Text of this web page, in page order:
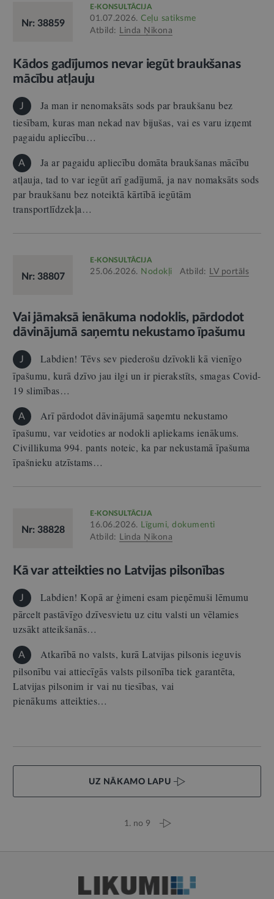
Nr: 38859
E-KONSULTĀCIJA
01.07.2026. Ceļu satiksme
Atbild:
Linda Ņikona
Kādos gadījumos nevar iegūt braukšanas
mācību atļauju
J
Ja man ir nenomaksāts sods par braukšanu bez
tiesībam, kuras man nekad nav bijušas, vai es varu izņemt
pagaidu apliecību…
A
Ja ar pagaidu apliecību domāta braukšanas mācību
atļauja, tad to var iegūt arī gadījumā, ja nav nomaksāts sods
par braukšanu bez noteiktā kārtībā iegūtām
transportlīdzekļa…
Nr: 38807
E-KONSULTĀCIJA
25.06.2026. Nodokļi Atbild: LV portāls
Vai jāmaksā ienākuma nodoklis, pārdodot
dāvinājumā saņemtu nekustamo īpašumu
J
Labdien! Tēvs sev piederošu dzīvokli kā vienīgo
īpašumu, kurā dzīvo jau ilgi un ir pierakstīts, smagas Covid-
19 slimības…
A
Arī pārdodot dāvinājumā saņemtu nekustamo
īpašumu, var veidoties ar nodokli apliekams ienākums.
Civillikuma 994. pants noteic, ka par nekustamā īpašuma
īpašnieku atzīstams…
Nr: 38828
E-KONSULTĀCIJA
16.06.2026. Līgumi, dokumenti
Atbild: Linda Ņikona
Kā var atteikties no Latvijas pilsonības
J
Labdien! Kopā ar ģimeni esam pieņēmuši lēmumu
pārcelt pastāvīgo dzīvesvietu uz citu valsti un vēlamies
uzsākt atteikšanās…
A
Atkarībā no valsts, kurā Latvijas pilsonis ieguvis
pilsonību vai attiecīgās valsts pilsonība tiek garantēta,
Latvijas pilsonim ir vai nu tiesības, vai
pienākums atteikties…
UZ NĀKAMO LAPU
1. no 9